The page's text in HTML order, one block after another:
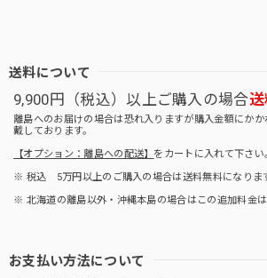
送料について
9,900円（税込）以上ご購入の場合
離島へのお届けの場合は恐れ入りますが購入金額にか
戴しております。
【オプション：離島への配送】 をカートに入れて下さい
※ 税込 5万円以上のご購入の場合は送料無料になりま
※ 北海道の離島以外・沖縄本島の場合はこの追加料金は
お支払い方法について